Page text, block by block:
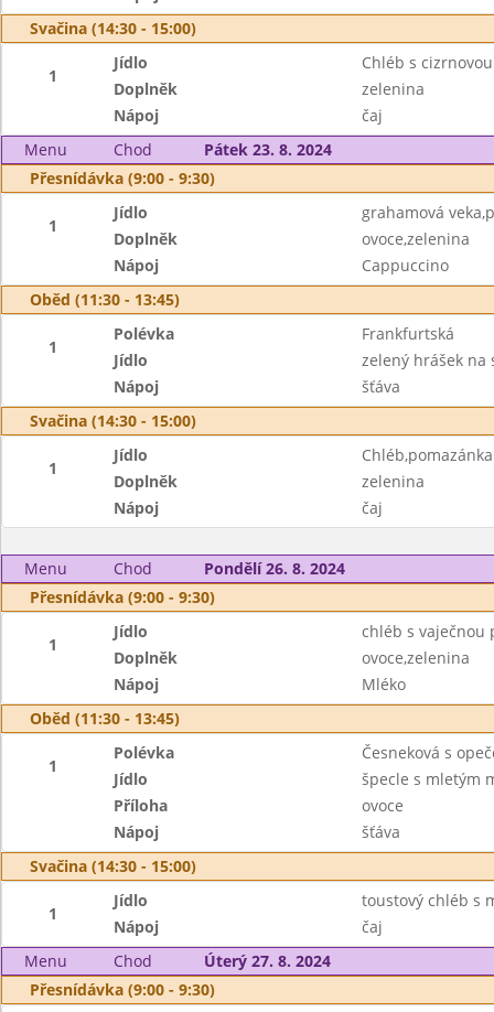
Svačina (14:30 - 15:00)
1
Jídlo
Chléb s
Doplněk
zelenina
Nápoj
čaj
Menu
Chod
Pátek 23. 8. 2024
Přesnídávka (9:00 - 9:30)
1
Jídlo
grahamová
Doplněk
ovoce,zelenina
Nápoj
Cappuccino
Oběd (11:30 - 13:45)
1
Polévka
Frankfurtská
Jídlo
zelený hrášek na
Nápoj
šťáva
Svačina (14:30 - 15:00)
1
Jídlo
Doplněk
zelenina
Nápoj
čaj
Menu Chod
Pondělí 26. 8. 2024
Přesnídávka (9:00 - 9:30)
1
Jídlo
chléb s vaječnou
Doplněk
ovoce,zelenina
Nápoj
Mléko
Oběd (11:30 - 13:45)
1
Polévka
Česneková s
Jídlo
špecle s mletým
Příloha
ovoce
Nápoj
šťáva
Svačina (14:30 - 15:00)
1
Jídlo
toustový chléb s
Nápoj
čaj
Menu
Chod
Úterý 27. 8. 2024
Přesnídávka (9:00 - 9:30)